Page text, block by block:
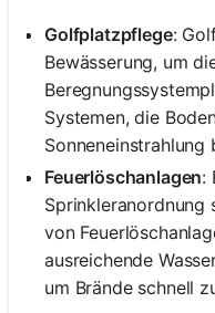
Golfplatzpflege:
Bewässerung, um
Systemen, die
Sonneneinstrahlung
Feuerlöschanlagen:
Sprinkleranordnung
von
ausreichende
um Brände schnell